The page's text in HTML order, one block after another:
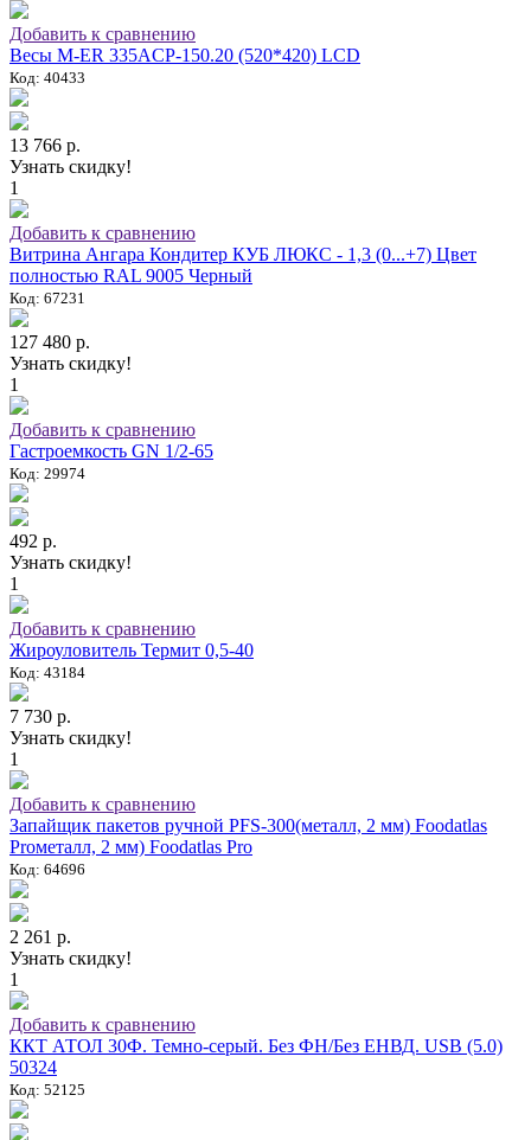
Добавить к сравнению
Весы M-ER 335ACP-150.20 (520*420) LCD
Код: 40433
13 766 р.
Узнать скидку!
1
Добавить к сравнению
Витрина Ангара Кондитер КУБ ЛЮКС - 1,3 (0...+7) Цвет
полностью RAL 9005 Черный
Код: 67231
127 480 р.
Узнать скидку!
1
Добавить к сравнению
Гастроемкость GN 1/2-65
Код: 29974
492 р.
Узнать скидку!
1
Добавить к сравнению
Жироуловитель Термит 0,5-40
Код: 43184
7 730 р.
Узнать скидку!
1
Добавить к сравнению
Запайщик пакетов ручной PFS-300(металл, 2 мм) Foodatlas
Proметалл, 2 мм) Foodatlas Pro
Код: 64696
2 261 р.
Узнать скидку!
1
Добавить к сравнению
ККТ АТОЛ 30Ф. Темно-серый. Без ФН/Без ЕНВД. USB (5.0)
50324
Код: 52125